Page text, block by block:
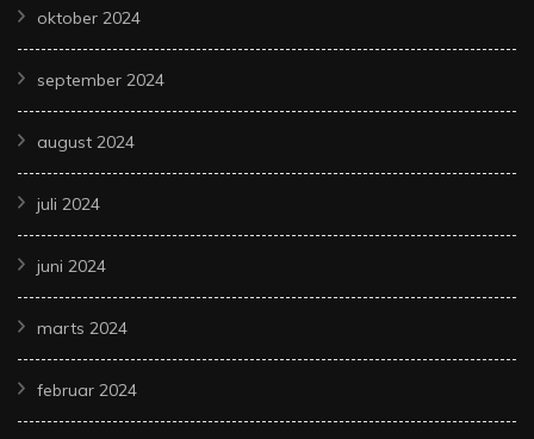
oktober 2024
september 2024
august 2024
juli 2024
juni 2024
marts 2024
februar 2024